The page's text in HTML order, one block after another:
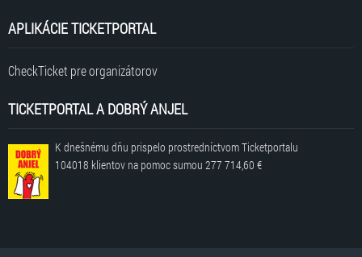
APLIKÁCIE TICKETPORTAL
CheckTicket pre organizátorov
TICKETPORTAL A DOBRÝ ANJEL
K dnešnému dňu prispelo prostredníctvom Ticketportalu
104018 klientov na pomoc sumou 277 714,60 €